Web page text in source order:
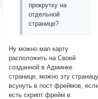
прокрутку на
отдельной
странице?
Ну можно мап карту
расположить на Своей
созданной в Админке
странице, можно эту
всунуть в пост фреймов,
есть скрипт фрейм в